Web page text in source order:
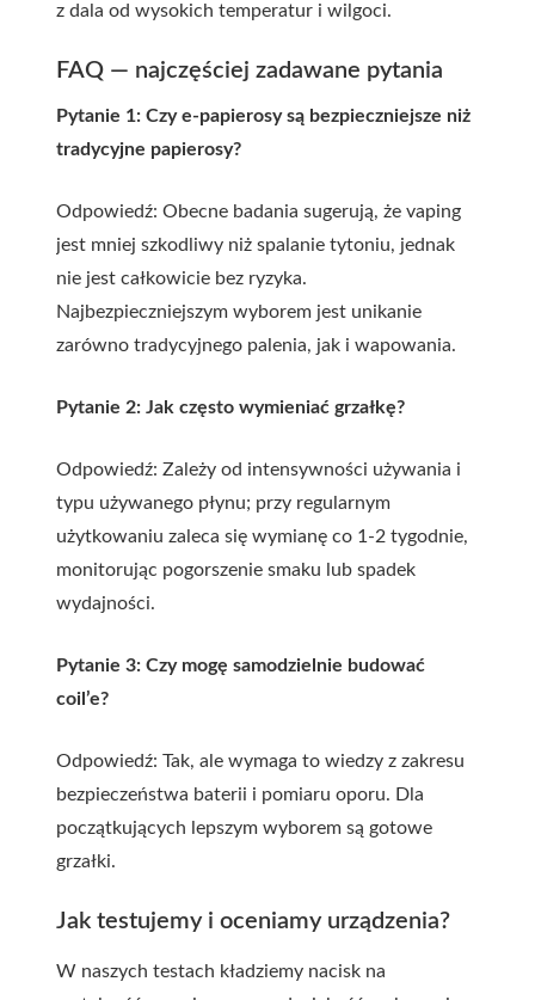
z dala od wysokich temperatur i wilgoci.
FAQ — najczęściej zadawane pytania
Pytanie 1: Czy e-papierosy są bezpieczniejsze niż
tradycyjne papierosy?
Odpowiedź: Obecne badania sugerują, że vaping
jest mniej szkodliwy niż spalanie tytoniu, jednak
nie jest całkowicie bez ryzyka.
Najbezpieczniejszym wyborem jest unikanie
zarówno tradycyjnego palenia, jak i wapowania.
Pytanie 2: Jak często wymieniać grzałkę?
Odpowiedź: Zależy od intensywności używania i
typu używanego płynu; przy regularnym
użytkowaniu zaleca się wymianę co 1-2 tygodnie,
monitorując pogorszenie smaku lub spadek
wydajności.
Pytanie 3: Czy mogę samodzielnie budować
coil’e?
Odpowiedź: Tak, ale wymaga to wiedzy z zakresu
bezpieczeństwa baterii i pomiaru oporu. Dla
początkujących lepszym wyborem są gotowe
grzałki.
Jak testujemy i oceniamy urządzenia?
W naszych testach kładziemy nacisk na